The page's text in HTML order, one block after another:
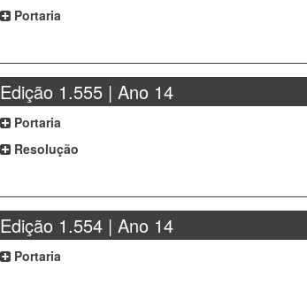
Portaria
Edição 1.555 | Ano 14
Portaria
Resolução
Edição 1.554 | Ano 14
Portaria